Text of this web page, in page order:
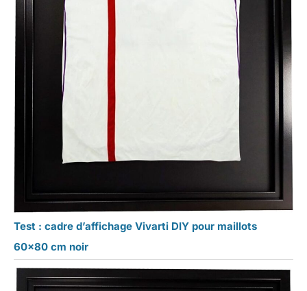
Test : cadre d’affichage Vivarti DIY pour maillots
60×80 cm noir